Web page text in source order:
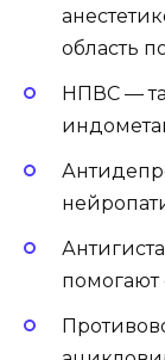
область
НПВС —
помогают